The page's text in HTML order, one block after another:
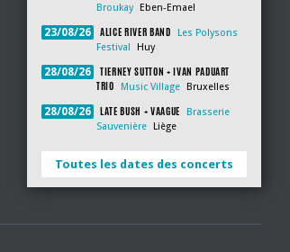
Broukay
Eben-Emael
23/08/26 ALICE RIVER BAND
Les Polysons
Festival
Huy
28/08/26
TIERNEY SUTTON + IVAN PADUART
TRIO
Music Village Bruxelles
28/08/26 LATE BUSH + VAAGUE
Brasserie
Sauvenière
Liège
Toutes les dates des concerts